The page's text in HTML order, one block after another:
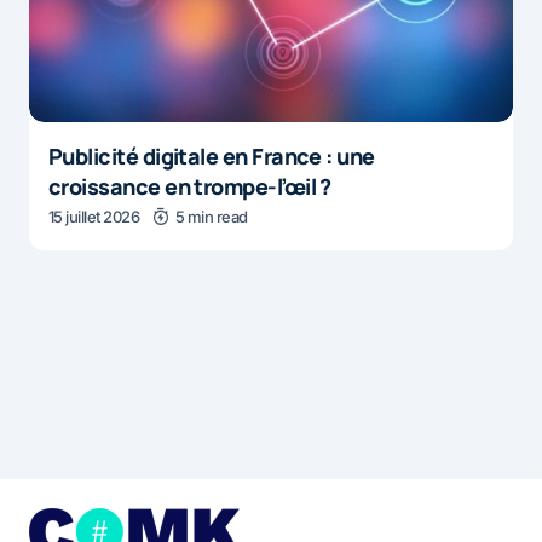
Publicité digitale en France : une
croissance en trompe-l’œil ?
15 juillet 2026 5 min read